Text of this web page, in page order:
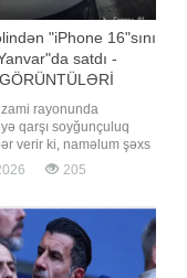
"iPhone 16"sını
satdı -
rayonunda
qarşı soyğunçuluq
verir ki, naməlum şəxs
əlində olan, dəyəri
təşkil edən "iPhone 16"
Nizami Rayon
24-cü Polis
tədbirlərl
205